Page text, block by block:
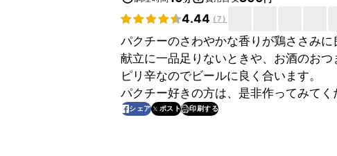
4.44 (7)
パクチーのさわやかな香りが鶏ささみに
献立に一品足りないときや、お酒のおつ
ピリ辛なのでビールに良く合います。
パクチー好きの方は、是非作ってみてく
シェア ポスト 印刷する